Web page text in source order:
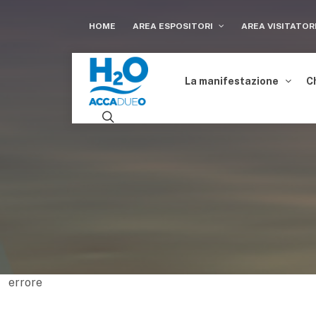
HOME AREA ESPOSITORI AREA
La manifestazione
errore